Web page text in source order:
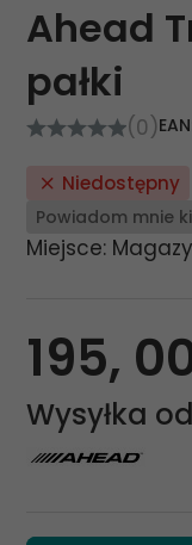
Ahead
pałki
(0)
Niedostępny
Powiadom mnie
Miejsce:
195,
Wysyłka